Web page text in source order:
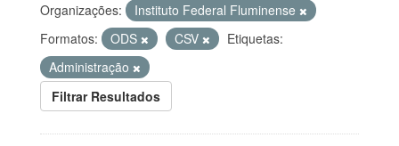
Organizações:
Instituto Federal Fluminense
Formatos:
ODS CSV
Etiquetas:
Administração
Filtrar Resultados